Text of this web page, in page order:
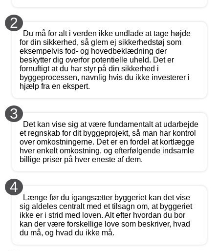
2
Du må for alt i verden ikke undlade at tage højde
for din sikkerhed, så glem ej sikkerhedstøj som
eksempelvis fod- og hovedbeklædning der
beskytter dig overfor potentielle uheld. Det er
fornuftigt at du har styr på din sikkerhed i
byggeprocessen, navnlig hvis du ikke investerer i
hjælp fra en ekspert.
3
Det kan vise sig at være fundamentalt at udarbejde
et regnskab for dit byggeprojekt, så man har kontrol
over omkostningerne. Det er en fordel at kortlægge
hver enkelt omkostning, og efterfølgende indsamle
billige priser på hver eneste af dem.
4
Længe før du igangsætter byggeriet kan det vise
sig aldeles centralt med et tilsagn om, at byggeriet
ikke er i strid med loven. Alt efter hvordan du bor
kan der være forskellige love som beskriver, hvad
du må, og hvad du ikke må.